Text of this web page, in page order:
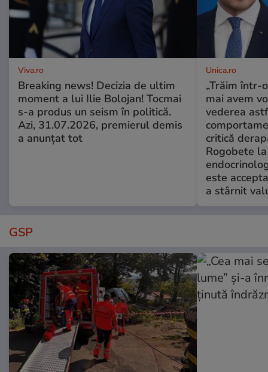
Viva.ro
Breaking news! Decizia de ultim
moment a lui Ilie Bolojan! Tocmai
s-a produs un seism în politică.
Azi, 31.07.2026, premierul demis
a anunțat tot
Unica.ro
„Trăim într-
mai avem
vederea
critică
Rogobete
este
a stârnit
GSP